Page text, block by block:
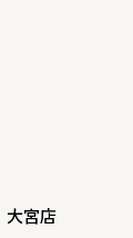
大宮店